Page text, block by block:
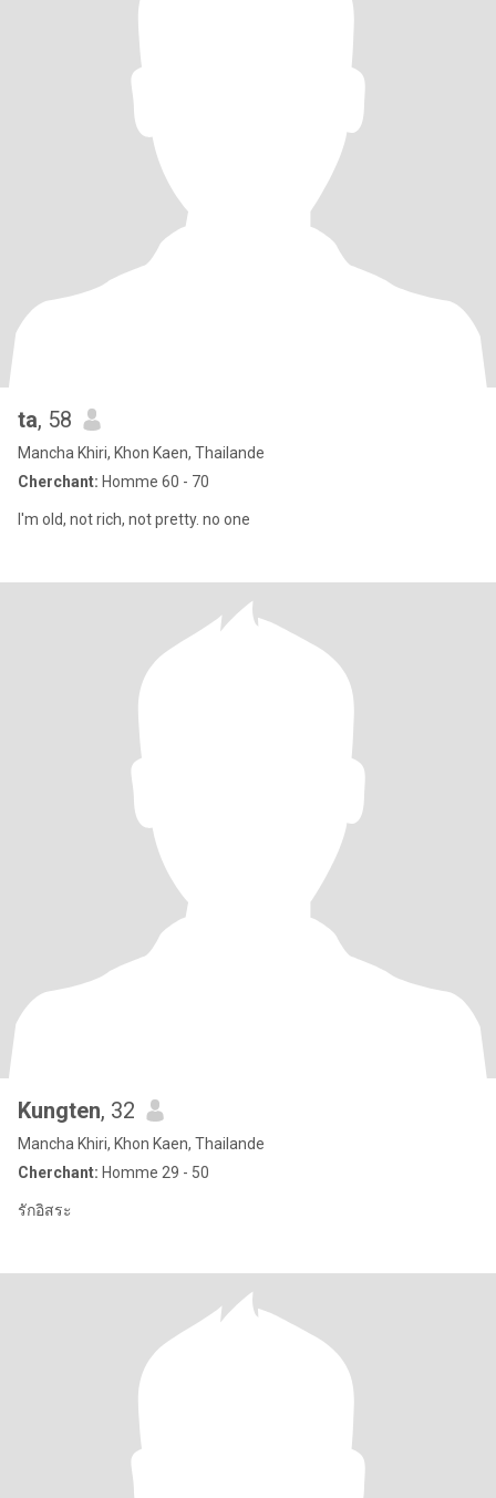
ta, 58
Mancha Khiri, Khon Kaen, Thailande
Cherchant: Homme 60 - 70
I'm old, not rich, not pretty. no one
Kungten, 32
Mancha Khiri, Khon Kaen, Thailande
Cherchant: Homme 29 - 50
รักอิสระ